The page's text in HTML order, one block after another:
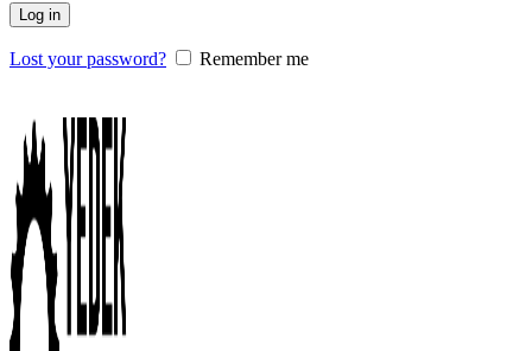
Log in
Lost your password?
Remember me